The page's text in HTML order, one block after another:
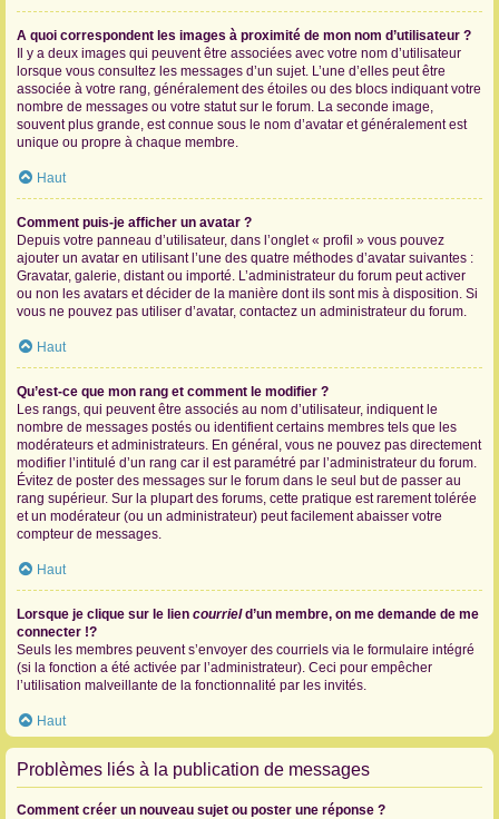
A quoi correspondent les images à proximité de mon nom d’utilisateur ?
Il y a deux images qui peuvent être associées avec votre nom d’utilisateur
lorsque vous consultez les messages d’un sujet. L’une d’elles peut être
associée à votre rang, généralement des étoiles ou des blocs indiquant votre
nombre de messages ou votre statut sur le forum. La seconde image,
souvent plus grande, est connue sous le nom d’avatar et généralement est
unique ou propre à chaque membre.
Haut
Comment puis-je afficher un avatar ?
Depuis votre panneau d’utilisateur, dans l’onglet « profil » vous pouvez
ajouter un avatar en utilisant l’une des quatre méthodes d’avatar suivantes :
Gravatar, galerie, distant ou importé. L’administrateur du forum peut activer
ou non les avatars et décider de la manière dont ils sont mis à disposition. Si
vous ne pouvez pas utiliser d’avatar, contactez un administrateur du forum.
Haut
Qu’est-ce que mon rang et comment le modifier ?
Les rangs, qui peuvent être associés au nom d’utilisateur, indiquent le
nombre de messages postés ou identifient certains membres tels que les
modérateurs et administrateurs. En général, vous ne pouvez pas directement
modifier l’intitulé d’un rang car il est paramétré par l’administrateur du forum.
Évitez de poster des messages sur le forum dans le seul but de passer au
rang supérieur. Sur la plupart des forums, cette pratique est rarement tolérée
et un modérateur (ou un administrateur) peut facilement abaisser votre
compteur de messages.
Haut
Lorsque je clique sur le lien courrield’un membre, on me demande de me
connecter !?
Seuls les membres peuvent s’envoyer des courriels via le formulaire intégré
(si la fonction a été activée par l’administrateur). Ceci pour empêcher
l’utilisation malveillante de la fonctionnalité par les invités.
Haut
Problèmes liés à la publication de messages
Comment créer un nouveau sujet ou poster une réponse ?